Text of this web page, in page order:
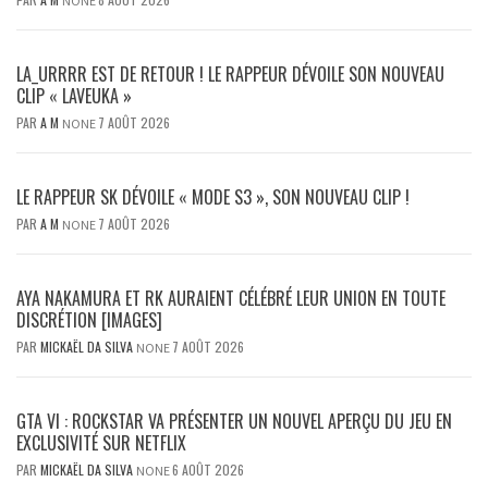
LA_URRRR EST DE RETOUR ! LE RAPPEUR DÉVOILE SON NOUVEAU
CLIP « LAVEUKA »
PAR A M NONE 7 AOÛT 2026
LE RAPPEUR SK DÉVOILE « MODE S3 », SON NOUVEAU CLIP !
PAR A M NONE 7 AOÛT 2026
AYA NAKAMURA ET RK AURAIENT CÉLÉBRÉ LEUR UNION EN TOUTE
DISCRÉTION [IMAGES]
PAR MICKAËL DA SILVA NONE 7 AOÛT 2026
GTA VI : ROCKSTAR VA PRÉSENTER UN NOUVEL APERÇU DU JEU EN
EXCLUSIVITÉ SUR NETFLIX
PAR MICKAËL DA SILVA NONE6 AOÛT 2026